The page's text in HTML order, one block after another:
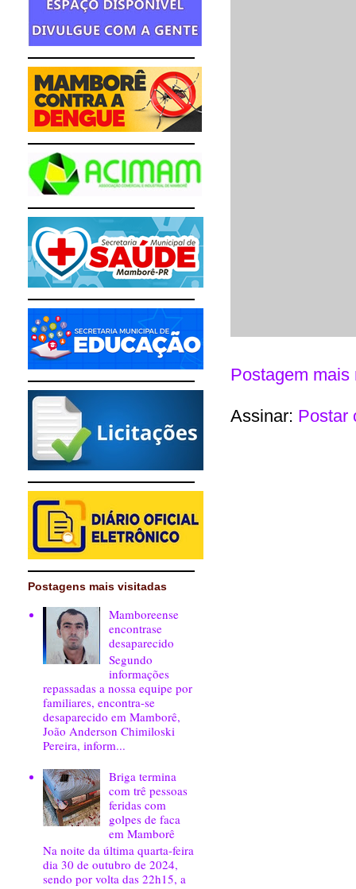
Postagem mais
Assinar: Postar
Postagens mais visitadas
Mamboreense
encontrase
desaparecido
Segundo
informações
repassadas a nossa equipe por
familiares, encontra-se
desaparecido em Mamborê,
João Anderson Chimiloski
Pereira, inform...
Briga termina
com trê pessoas
feridas com
golpes de faca
em Mamborê
Na noite da última quarta-feira
dia 30 de outubro de 2024,
sendo por volta das 22h15, a